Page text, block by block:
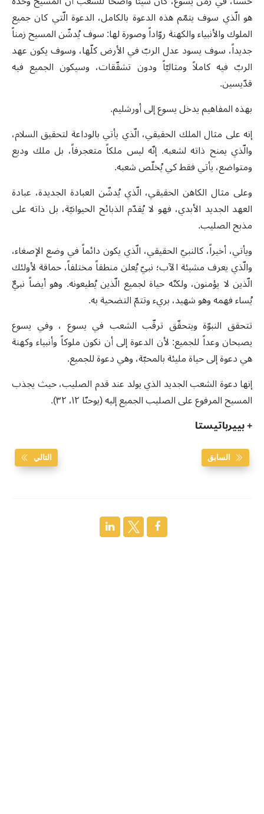
هو الّذي سوف يتمّم هذه الدعوة بالكامل، الدعوة الّتي كان جميع
الملوك والأنبياء والكهنة روّاداً وصورة لها: سوف يُدشّن المسيح زمناً
جديداً، سوف يسود عدل الربّ في الأرض كلّها، وسوف يكون عهد
الربّ فيه كاملاً ومثاليّاً ودون تشقّقات، وسيكون الجميع فيه
قدّيسين.
بهذه المفاهيم يدخل يسوع إلى أورشليم.
إنه على مثال الملك الحقيقي، الّذي يأتي بالوداعة لتحقيق السلام،
والّذي يمنح ذاته لشعبه. إنّه ليس ملكاً متعجرفاً، بل ملك وديع
ومتواضع، يأتي فقط كي يُخلّص شعبه.
وعلى مثال الكاهن الحقيقي، الّذي يُدشّن العبادة الجديدة، عبادة
العهد الجديد الأبدي، فهو لا يُقدّم الذبائح الحيوانيّة، بل ذاته على
مذبح الصليب.
ويأتي، أخيراً، كالنبيّ الحقيقي، الّذي يكون دائماً في وضع الإصغاء،
والّذي يعرف مشيئة الآب؛ نبيّ يُعلن منطقاً مختلفاً، حماقة لأولئك
الّذين لا يؤمنون، ولكنّه حياة لجميع الّذين يُطيعونه. وهو أيضاً نبيٌّ
يُساء فهمه وهو شهيد، بريء وتتمّ التضحية به.
تتحقق النبوّة ويتحقّق ترقّب الشعب في يسوع ، وفي يسوع
يصبحان وعداً للجميع: لأن الدعوة إلى أن نكون ملوكاً وأنبياء وكهنة
هي دعوة إلى حياة مليئة بالمحبّة، وهي دعوة للجميع.
إنها دعوة الشعب الجديد الذي يولد عند قدم الصليب، حيث يجذب
المسيح المرفوع على الصليب الجميع إليه (يوحنّا ١٢، ٣٢).
+ بييرباتيستا
السابق التالي